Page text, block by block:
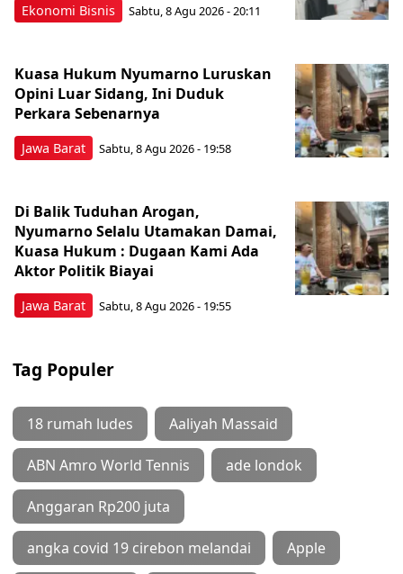
Ekonomi Bisnis Sabtu, 8 Agu 2026 - 20:11
Jawa Barat
Kuasa Hukum Nyumarno Luruskan
Opini Luar Sidang, Ini Duduk
Perkara Sebenarnya ​
Sabtu, 8 Agu 2026 - 19:58
Jawa Barat
Di Balik Tuduhan Arogan,
Nyumarno Selalu Utamakan Damai,
Kuasa Hukum : Dugaan Kami Ada
Aktor Politik Biayai
Sabtu, 8 Agu 2026 - 19:55
Tag Populer
18 rumah ludes Aaliyah Massaid
ABN Amro World Tennis ade londok
Anggaran Rp200 juta
angka covid 19 cirebon melandai Apple